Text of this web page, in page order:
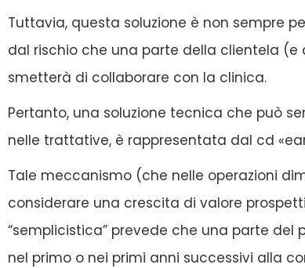
Tuttavia, questa soluzione è non sempre
dal rischio che una parte della clientela
smetterà di collaborare con la clinica.
Pertanto, una soluzione tecnica che può
nelle trattative, è rappresentata dal cd
Tale meccanismo (che nelle operazioni
considerare una crescita di valore
“semplicistica” prevede che una parte del
nel primo o nei primi anni successivi alla